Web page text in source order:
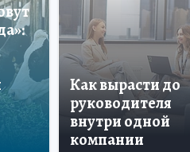
Как вырасти до
руководителя
внутри одной
компании